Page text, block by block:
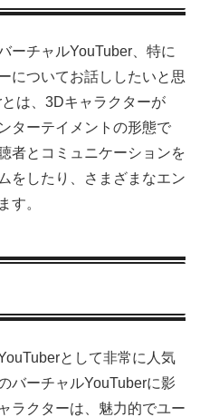
ーチャルYouTuber、特に
についてお話ししたいと思
は、3Dキャラクターが
ターテイメントの形態で
者とコミュニケーションを
をしたり、さまざまなエン
す。
として非常に人気
バーチャルYouTuberに影
ラクターは、魅力的でユー